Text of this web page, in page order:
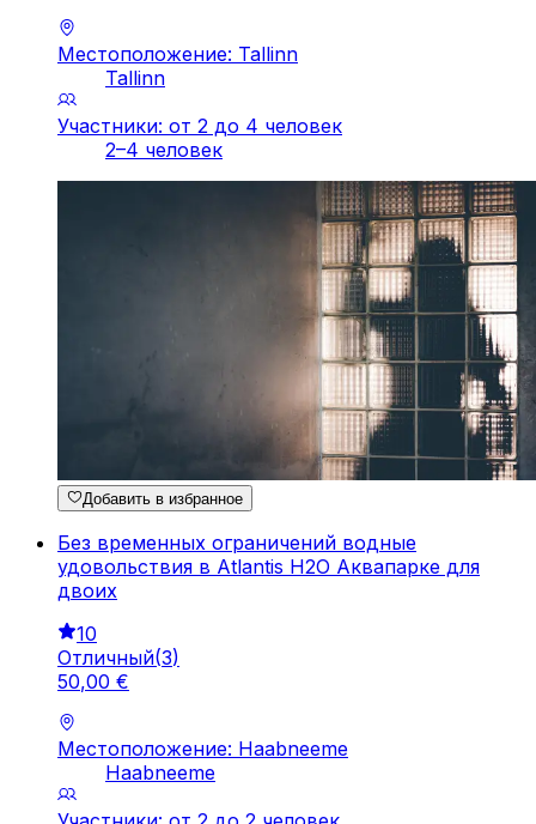
Местоположение: Tallinn
Tallinn
Участники: от 2 до 4 человек
2–4 человек
Добавить в избранное
Без временных ограничений водные
удовольствия в Atlantis H2O Аквапарке для
двоих
10
Отличный(3)
50,00 €
Местоположение: Haabneeme
Haabneeme